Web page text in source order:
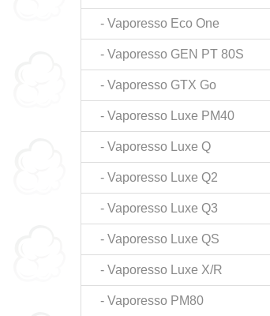
- Vaporesso Eco One
- Vaporesso GEN PT 80S
- Vaporesso GTX Go
- Vaporesso Luxe PM40
- Vaporesso Luxe Q
- Vaporesso Luxe Q2
- Vaporesso Luxe Q3
- Vaporesso Luxe QS
- Vaporesso Luxe X/R
- Vaporesso PM80